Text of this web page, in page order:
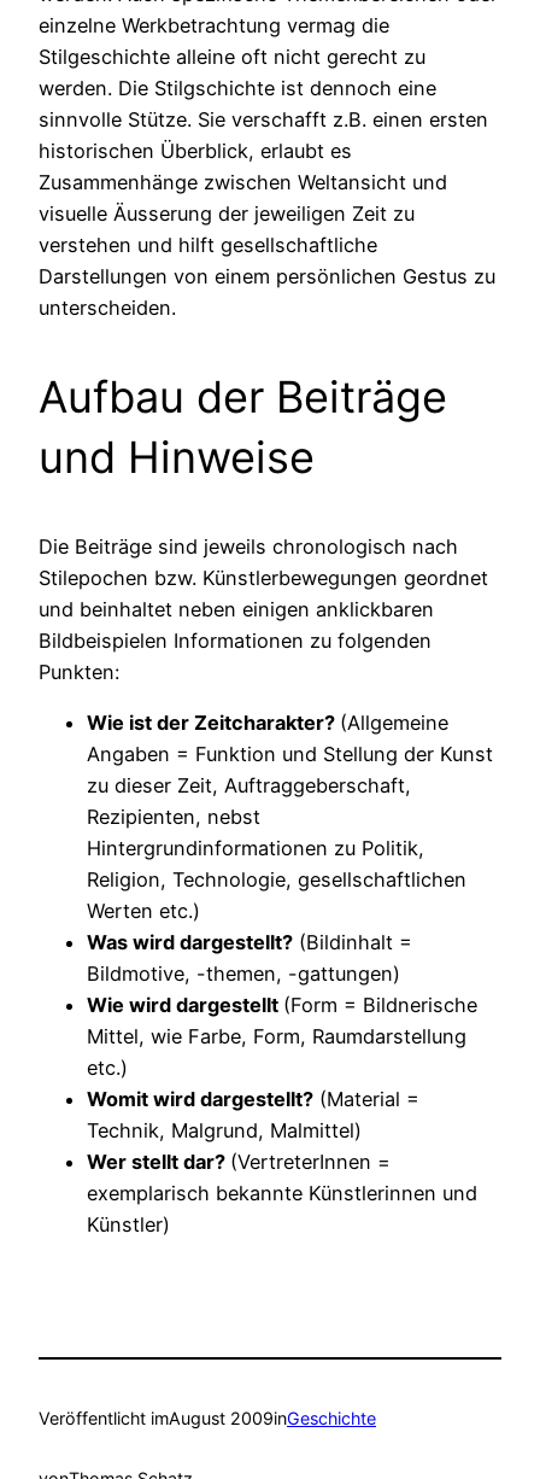
einzelne Werkbetrachtung vermag die
Stilgeschichte alleine oft nicht gerecht zu
werden. Die Stilgschichte ist dennoch eine
sinnvolle Stütze. Sie verschafft z.B. einen ersten
historischen Überblick, erlaubt es
Zusammenhänge zwischen Weltansicht und
visuelle Äusserung der jeweiligen Zeit zu
verstehen und hilft gesellschaftliche
Darstellungen von einem persönlichen Gestus zu
unterscheiden.
Aufbau der Beiträge
und Hinweise
Die Beiträge sind jeweils chronologisch nach
Stilepochen bzw. Künstlerbewegungen geordnet
und beinhaltet neben einigen anklickbaren
Bildbeispielen Informationen zu folgenden
Punkten:
Wie ist der Zeitcharakter? (Allgemeine
Angaben = Funktion und Stellung der Kunst
zu dieser Zeit, Auftraggeberschaft,
Rezipienten, nebst
Hintergrundinformationen zu Politik,
Religion, Technologie, gesellschaftlichen
Werten etc.)
Was wird dargestellt? (Bildinhalt =
Bildmotive, -themen, -gattungen)
Wie wird dargestellt (Form = Bildnerische
Mittel, wie Farbe, Form, Raumdarstellung
etc.)
Womit wird dargestellt? (Material =
Technik, Malgrund, Malmittel)
Wer stellt dar? (VertreterInnen =
exemplarisch bekannte Künstlerinnen und
Künstler)
Veröffentlicht imAugust 2009inGeschichte